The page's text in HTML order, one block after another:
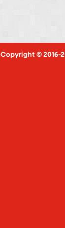
Copyright © 2016-